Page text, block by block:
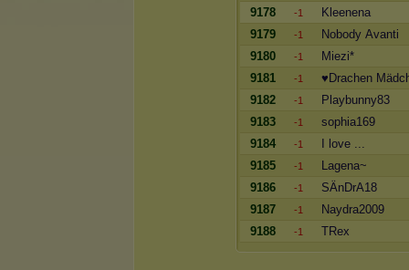
9178
-1
Kleenena
9179
-1
Nobody Avanti
9180
-1
Miezi*
9181
-1
♥Drachen
9182
-1
Playbunny83
9183
-1
sophia169
9184
-1
I love ...
9185
-1
Lagena~
9186
-1
SÄnDrA18
9187
-1
Naydra2009
9188
-1 TRex